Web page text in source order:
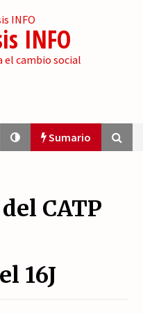
INFO
el cambio social
Sumario
desinformación y los
contra los presupuestos
CATP
16J